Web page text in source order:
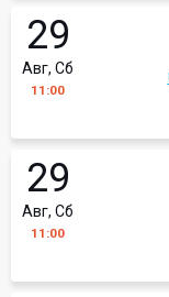
29
Авг, Сб
11:00
29
Авг, Сб
11:00